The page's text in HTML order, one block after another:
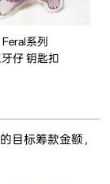
Feral系列
牙仔 钥匙扣
目标筹款金额，